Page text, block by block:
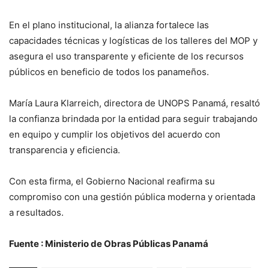
En el plano institucional, la alianza fortalece las
capacidades técnicas y logísticas de los talleres del MOP y
asegura el uso transparente y eficiente de los recursos
públicos en beneficio de todos los panameños.
María Laura Klarreich, directora de UNOPS Panamá, resaltó
la confianza brindada por la entidad para seguir trabajando
en equipo y cumplir los objetivos del acuerdo con
transparencia y eficiencia.
Con esta firma, el Gobierno Nacional reafirma su
compromiso con una gestión pública moderna y orientada
a resultados.
Fuente : Ministerio de Obras Públicas Panamá